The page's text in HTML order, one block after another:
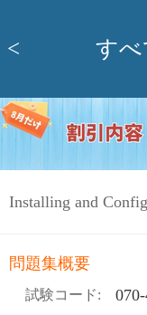
< すべ
Installing and
問題集概要
試験コード: